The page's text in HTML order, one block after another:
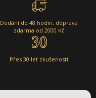
Dodání do 48 hodin, doprava
zdarma od 2000 Kč
Přes 30 let zkušeností